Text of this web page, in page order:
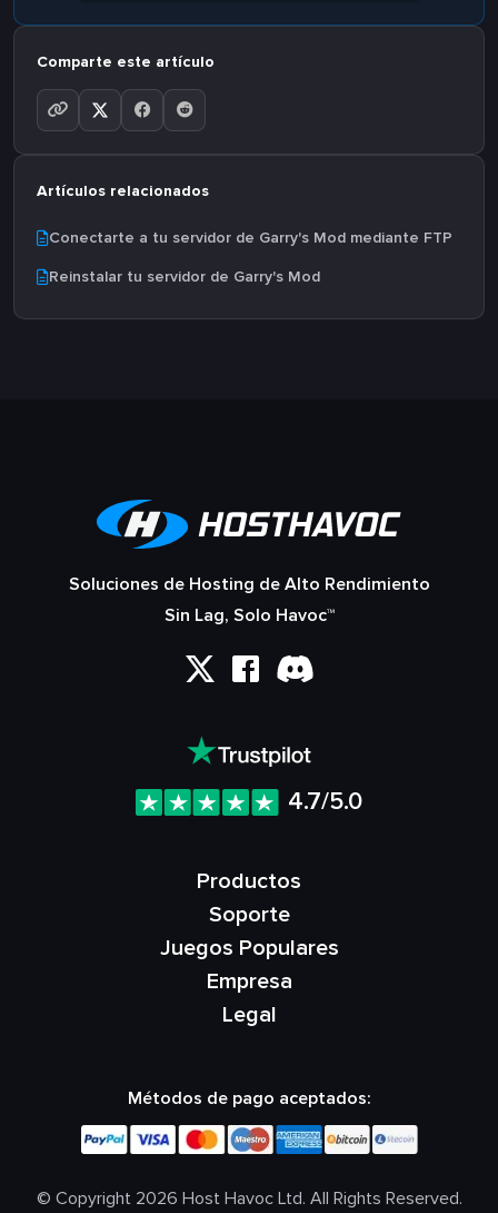
Comparte este artículo
Artículos relacionados
Conectarte a tu servidor de Garry's Mod mediante FTP
Reinstalar tu servidor de Garry's Mod
Soluciones de Hosting de Alto Rendimiento
Sin Lag, Solo Havoc™
4.7/5.0
Productos
Soporte
Juegos Populares
Empresa
Legal
Métodos de pago aceptados:
© Copyright 2026 Host Havoc Ltd. All Rights Reserved.